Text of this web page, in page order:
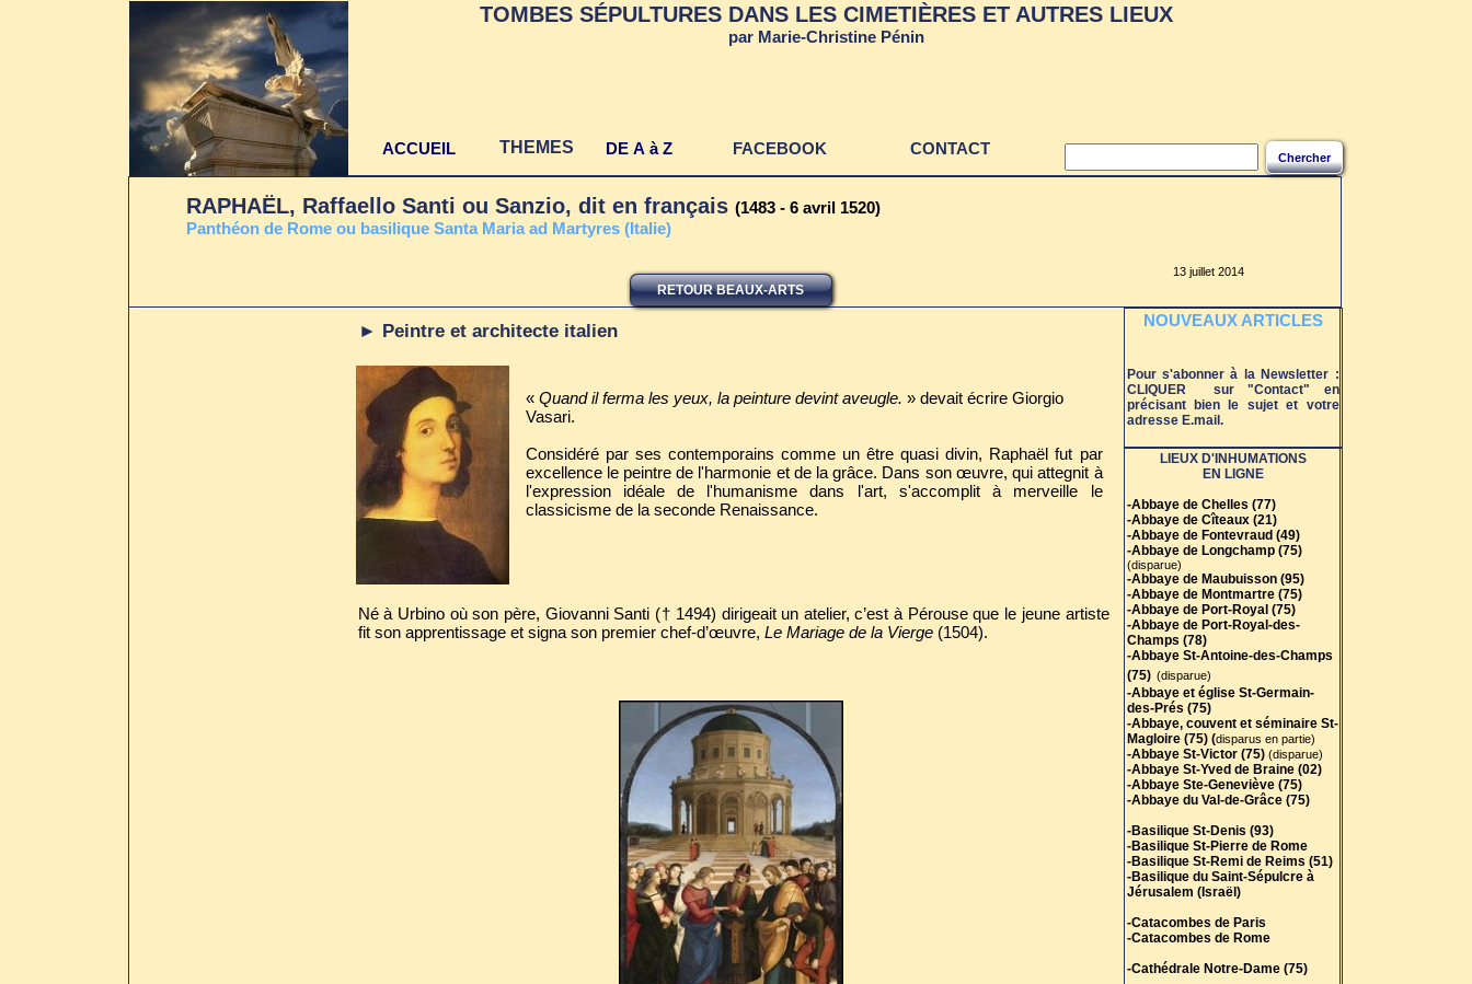
RETOUR BEAUX-ARTS
RAPHAËL, Raffaello Santi ou Sanzio, dit en français (1483 - 6 avril 1520)
Panthéon de Rome ou basilique Santa Maria ad Martyres (Italie)
► Peintre et architecte italien
« Quand il ferma les yeux, la peinture devint aveugle. » devait écrire Giorgio
Vasari.
Considéré par ses contemporains comme un être quasi divin, Raphaël fut par
excellence le peintre de l'harmonie et de la grâce. Dans son œuvre, qui attegnit à
l'expression idéale de l'humanisme dans l'art, s'accomplit à merveille le
classicisme de la seconde Renaissance.
Né à Urbino où son père, Giovanni Santi († 1494) dirigeait un atelier, c’est à Pérouse que le jeune artiste
fit son apprentissage et signa son premier chef-d’œuvre, Le Mariage de la Vierge(1504).
13 juillet 2014
TOMBES SÉPULTURES DANS LES CIMETIÈRES ET AUTRES LIEUX
par Marie-Christine Pénin
Chercher
CONTACT
FACEBOOK
DE A à Z
THEMES
ACCUEIL
NOUVEAUX ARTICLES
Pour s'abonner à la Newsletter :
CLIQUER sur "Contact" en
précisant bien le sujet et votre
adresse E.mail.
LIEUX D'INHUMATIONS
EN LIGNE
-Abbaye de Chelles (77)
-Abbaye de Cîteaux (21)
-Abbaye de Fontevraud (49)
-Abbaye de Longchamp (75)
(disparue)
-Abbaye de Maubuisson (95)
-Abbaye de Montmartre (75)
-Abbaye de Port-Royal (75)
-Abbaye de Port-Royal-des-
Champs (78)
-Abbaye St-Antoine-des-Champs
(75) (disparue)
-Abbaye et église St-Germain-
des-Prés (75)
-Abbaye, couvent et séminaire St-
Magloire (75) (disparus en partie)
-Abbaye St-Victor (75) (disparue)
-Abbaye St-Yved de Braine (02)
-Abbaye Ste-Geneviève (75)
-Abbaye du Val-de-Grâce (75)
-Basilique St-Denis (93)
-Basilique St-Pierre de Rome
-Basilique St-Remi de Reims (51)
-Basilique du Saint-Sépulcre à
Jérusalem (Israël)
-Catacombes de Paris
-Catacombes de Rome
-Cathédrale Notre-Dame (75)